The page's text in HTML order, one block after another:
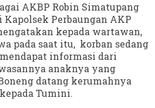
AKBP Robin Simatupang
Perbaungan AKP
kepada wartawan,
pada saat itu, korban sedang
informasi dari
anaknya yang
datang kerumahnya
Tumini.